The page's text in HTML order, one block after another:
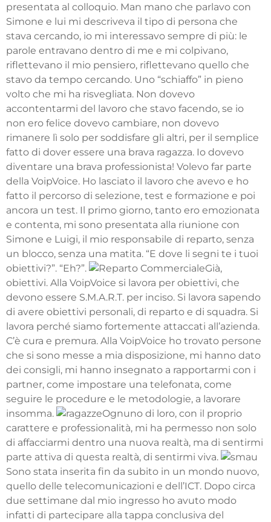
presentata al colloquio. Man mano che parlavo con
Simone e lui mi descriveva il tipo di persona che
stava cercando, io mi interessavo sempre di più: le
parole entravano dentro di me e mi colpivano,
riflettevano il mio pensiero, riflettevano quello che
stavo da tempo cercando. Uno “schiaffo” in pieno
volto che mi ha risvegliata. Non dovevo
accontentarmi del lavoro che stavo facendo, se io
non ero felice dovevo cambiare, non dovevo
rimanere lì solo per soddisfare gli altri, per il semplice
fatto di dover essere una brava ragazza. Io dovevo
diventare una brava professionista! Volevo far parte
della VoipVoice. Ho lasciato il lavoro che avevo e ho
fatto il percorso di selezione, test e formazione e poi
ancora un test. Il primo giorno, tanto ero emozionata
e contenta, mi sono presentata alla riunione con
Simone e Luigi, il mio responsabile di reparto, senza
un blocco, senza una matita. “E dove li segni te i tuoi
obiettivi?”. “Eh?”.
Già,
obiettivi. Alla VoipVoice si lavora per obiettivi, che
devono essere S.M.A.R.T. per inciso. Si lavora sapendo
di avere obiettivi personali, di reparto e di squadra. Si
lavora perché siamo fortemente attaccati all’azienda.
C’è cura e premura. Alla VoipVoice ho trovato persone
che si sono messe a mia disposizione, mi hanno dato
dei consigli, mi hanno insegnato a rapportarmi con i
partner, come impostare una telefonata, come
seguire le procedure e le metodologie, a lavorare
insomma.
Ognuno di loro, con il proprio
carattere e professionalità, mi ha permesso non solo
di affacciarmi dentro una nuova realtà, ma di sentirmi
parte attiva di questa realtà, di sentirmi viva.
Sono stata inserita fin da subito in un mondo nuovo,
quello delle telecomunicazioni e dell’ICT. Dopo circa
due settimane dal mio ingresso ho avuto modo
infatti di partecipare alla tappa conclusiva del